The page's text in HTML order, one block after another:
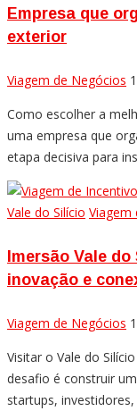
Empresa que
exterior
Viagem de Negócios
Como escolher a
uma empresa que
etapa decisiva para
Vale do Silício Viagem
Imersão Vale
inovação e
Viagem de Negócios
Visitar o Vale do
desafio é construir
startups, investidores,